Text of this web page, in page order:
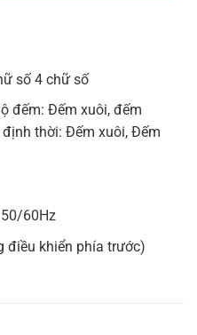
số 4 chữ số
đếm: Đếm xuôi, đếm
thời: Đếm xuôi, Đếm
50/60Hz
điều khiển phía trước)